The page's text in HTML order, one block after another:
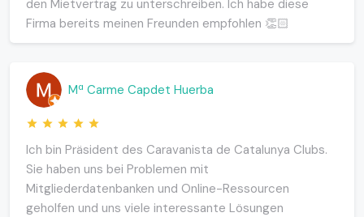
den Mietvertrag zu unterschreiben. Ich habe diese
Firma bereits meinen Freunden empfohlen 👏🏻
Mª Carme Capdet Huerba
Ich bin Präsident des Caravanista de Catalunya Clubs.
Sie haben uns bei Problemen mit
Mitgliederdatenbanken und Online-Ressourcen
geholfen und uns viele interessante Lösungen